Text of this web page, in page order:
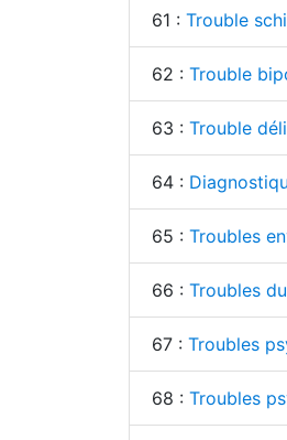
61 : Trouble
62 : Trouble
63 : Trouble
64 :
65 : Troubles
66 : Troubles
67 : Troubles
68 : Troubles